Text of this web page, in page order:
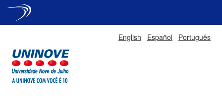
English Español Português